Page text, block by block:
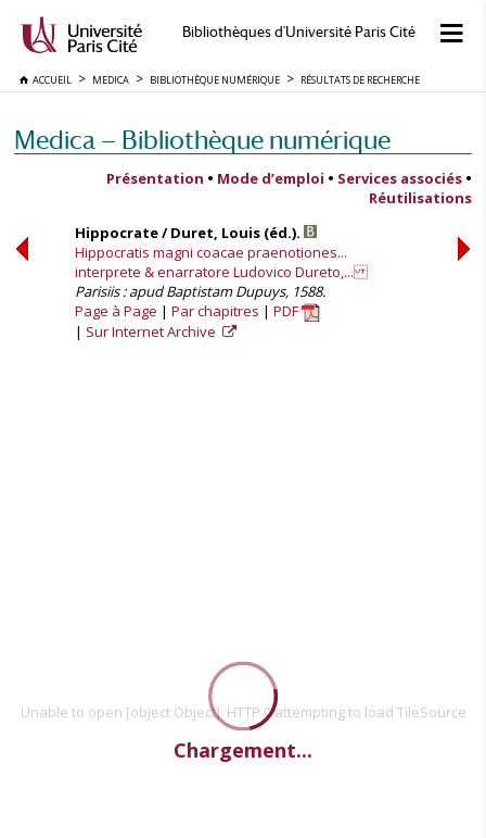
Bibliothèques d'Université Paris Cité
ACCUEIL MEDICA BIBLIOTHÈQUE NUMÉRIQUE RÉSULTATS DE RECHERCHE
Medica — Bibliothèque numérique
Présentation • Mode d’emploi • Services associés •
Réutilisations
Hippocrate / Duret, Louis (éd.).
Hippocratis magni coacae praenotiones...
interprete & enarratore Ludovico Dureto,...
Parisiis : apud Baptistam Dupuys, 1588.
Page à Page
Par chapitres
PDF
Sur Internet Archive
Unable to open [object Object]: HTTP 0 attempting to load TileSource
Chargement...